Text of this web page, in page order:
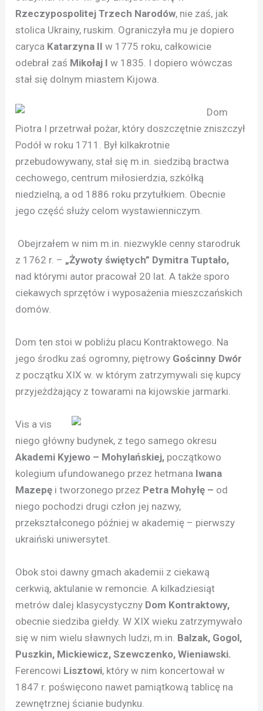
Rzeczypospolitej Trzech Narodów, nie zaś, jak
stolica Ukrainy, ruskim. Ograniczyła mu je dopiero
caryca Katarzyna II w 1775 roku, całkowicie
odebrał zaś Mikołaj I w 1835. I dopiero wówczas
stał się dolnym miastem Kijowa.
Dom
Piotra I przetrwał pożar, który doszczętnie zniszczył
Podół w roku 1711. Był kilkakrotnie
przebudowywany, stał się m.in. siedzibą bractwa
cechowego, centrum miłosierdzia, szkółką
niedzielną, a od 1886 roku przytułkiem. Obecnie
jego część służy celom wystawienniczym.
Obejrzałem w nim m.in. niezwykle cenny starodruk
z 1762 r. – „Żywoty świętych” Dymitra Tuptało,
nad którymi autor pracował 20 lat. A także sporo
ciekawych sprzętów i wyposażenia mieszczańskich
domów.
Dom ten stoi w pobliżu placu Kontraktowego. Na
jego środku zaś ogromny, piętrowy Gościnny Dwór
z początku XIX w. w którym zatrzymywali się kupcy
przyjeżdżający z towarami na kijowskie jarmarki.
Vis a vis
niego główny budynek, z tego samego okresu
Akademi Kyjewo – Mohylańskiej, początkowo
kolegium ufundowanego przez hetmana Iwana
Mazepę i tworzonego przez Petra Mohyłę – od
niego pochodzi drugi człon jej nazwy,
przekształconego później w akademię – pierwszy
ukraiński uniwersytet.
Obok stoi dawny gmach akademii z ciekawą
cerkwią, aktulanie w remoncie. A kilkadziesiąt
metrów dalej klasycystyczny Dom Kontraktowy,
obecnie siedziba giełdy. W XIX wieku zatrzymywało
się w nim wielu sławnych ludzi, m.in. Balzak, Gogol,
Puszkin, Mickiewicz, Szewczenko, Wieniawski.
Ferencowi Lisztowi, który w nim koncertował w
1847 r. poświęcono nawet pamiątkową tablicę na
zewnętrznej ścianie budynku.